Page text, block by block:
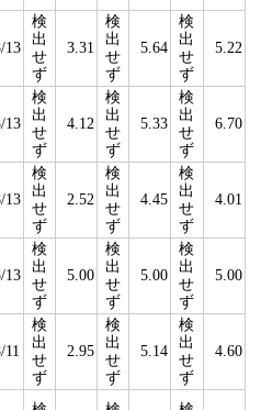
13
検
出
せ
ず
3.31
検
出
せ
ず
5.64
検
出
せ
ず
5.22
13
検
出
せ
ず
4.12
検
出
せ
ず
5.33
検
出
せ
ず
6.70
13
検
出
せ
ず
2.52
検
出
せ
ず
4.45
検
出
せ
ず
4.01
13
検
出
せ
ず
5.00
検
出
せ
ず
5.00
検
出
せ
ず
5.00
11
検
出
せ
ず
2.95
検
出
せ
ず
5.14
検
出
せ
ず
4.60